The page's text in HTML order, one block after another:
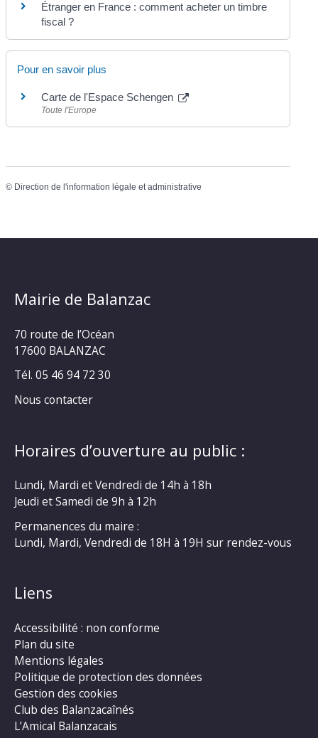
Étranger en France : comment acheter un timbre
fiscal ?
Pour en savoir plus
Carte de l'Espace Schengen
Toute l'Europe
© Direction de l'information légale et administrative
Mairie de Balanzac
70 route de l’Océan
17600 BALANZAC
Tél. 05 46 94 72 30
Nous contacter
Horaires d’ouverture au public :
Lundi, Mardi et Vendredi de 14h à 18h
Jeudi et Samedi de 9h à 12h
Permanences du maire :
Lundi, Mardi, Vendredi de 18H à 19H sur rendez-vous
Liens
Accessibilité : non conforme
Plan du site
Mentions légales
Politique de protection des données
Gestion des cookies
Club des Balanzacaînés
L’Amical Balanzacais